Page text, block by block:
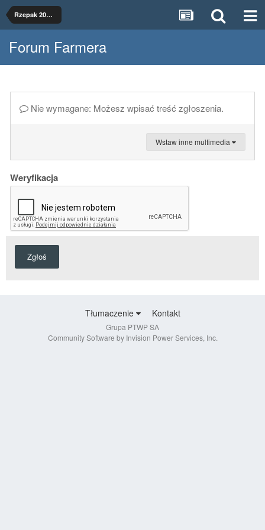
Rzepak 2022 w 4 technologiach
Forum Farmera
Nie wymagane: Możesz wpisać treść zgłoszenia.
Wstaw inne multimedia
Weryfikacja
Zgłoś
Tłumaczenie Kontakt
Grupa PTWP SA
Community Software by Invision Power Services, Inc.